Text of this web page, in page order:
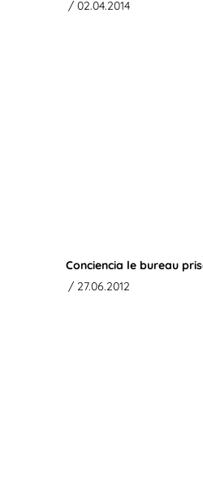
/ 02.04.2014
Conciencia le bureau
/ 27.06.2012